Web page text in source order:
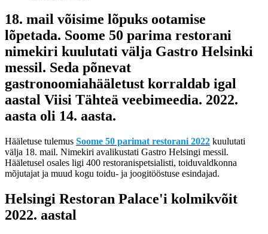
18. mail võisime lõpuks ootamise
lõpetada. Soome 50 parima restorani
nimekiri kuulutati välja Gastro Helsinki
messil. Seda põnevat
gastronoomiahääletust korraldab igal
aastal Viisi Tähteä veebimeedia. 2022.
aasta oli 14. aasta.
Hääletuse tulemus Soome 50 parimat restorani 2022 kuulutati
välja 18. mail. Nimekiri avalikustati Gastro Helsingi messil.
Hääletusel osales ligi 400 restoranispetsialisti, toiduvaldkonna
mõjutajat ja muud kogu toidu- ja joogitööstuse esindajad.
Helsingi Restoran Palace'i kolmikvõit
2022. aastal